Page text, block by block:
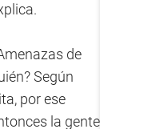
de
Según
por ese
la gente